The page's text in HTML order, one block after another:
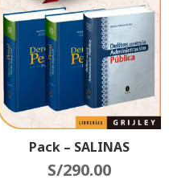
Pack – SALINAS
S/290.00